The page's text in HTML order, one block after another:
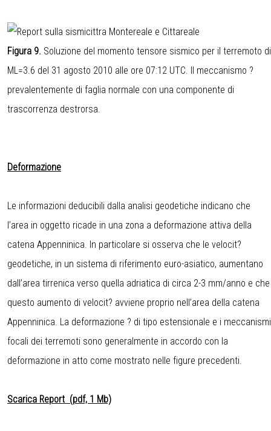
Figura 9. Soluzione del momento tensore sismico per il terremoto di
ML=3.6 del 31 agosto 2010 alle ore 07:12 UTC. Il meccanismo ?
prevalentemente di faglia normale con una componente di
trascorrenza destrorsa.
Deformazione
Le informazioni deducibili dalla analisi geodetiche indicano che
l’area in oggetto ricade in una zona a deformazione attiva della
catena Appenninica. In particolare si osserva che le velocit?
geodetiche, in un sistema di riferimento euro-asiatico, aumentano
dall’area tirrenica verso quella adriatica di circa 2-3 mm/anno e che
questo aumento di velocit? avviene proprio nell’area della catena
Appenninica. La deformazione ? di tipo estensionale e i meccanismi
focali dei terremoti sono generalmente in accordo con la
deformazione in atto come mostrato nelle figure precedenti.
Scarica Report (pdf, 1 Mb)